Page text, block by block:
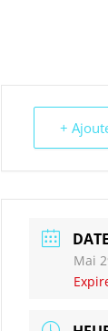
+
DATE
Mai